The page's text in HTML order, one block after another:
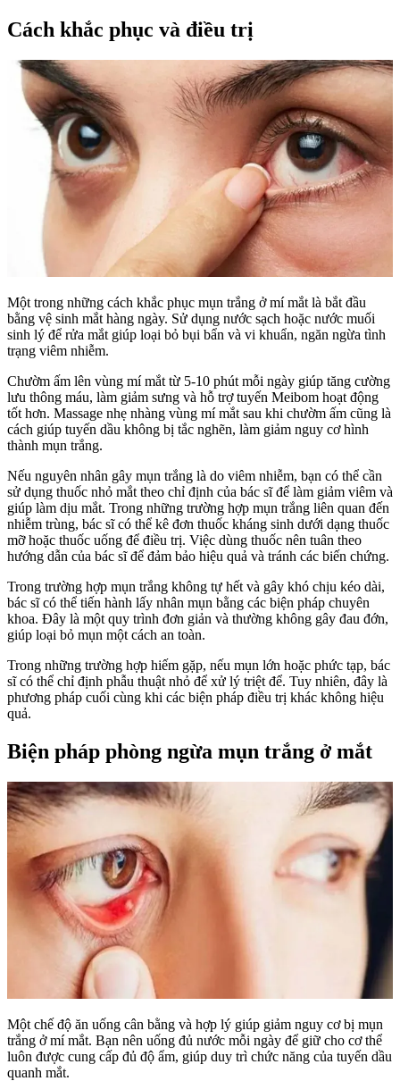
Cách khắc phục và điều trị
Một trong những cách khắc phục mụn trắng ở mí mắt là bắt đầu
bằng vệ sinh mắt hàng ngày. Sử dụng nước sạch hoặc nước muối
sinh lý để rửa mắt giúp loại bỏ bụi bẩn và vi khuẩn, ngăn ngừa tình
trạng viêm nhiễm.
Chườm ấm lên vùng mí mắt từ 5-10 phút mỗi ngày giúp tăng cường
lưu thông máu, làm giảm sưng và hỗ trợ tuyến Meibom hoạt động
tốt hơn. Massage nhẹ nhàng vùng mí mắt sau khi chườm ấm cũng là
cách giúp tuyến dầu không bị tắc nghẽn, làm giảm nguy cơ hình
thành mụn trắng.
Nếu nguyên nhân gây mụn trắng là do viêm nhiễm, bạn có thể cần
sử dụng thuốc nhỏ mắt theo chỉ định của bác sĩ để làm giảm viêm và
giúp làm dịu mắt. Trong những trường hợp mụn trắng liên quan đến
nhiễm trùng, bác sĩ có thể kê đơn thuốc kháng sinh dưới dạng thuốc
mỡ hoặc thuốc uống để điều trị. Việc dùng thuốc nên tuân theo
hướng dẫn của bác sĩ để đảm bảo hiệu quả và tránh các biến chứng.
Trong trường hợp mụn trắng không tự hết và gây khó chịu kéo dài,
bác sĩ có thể tiến hành lấy nhân mụn bằng các biện pháp chuyên
khoa. Đây là một quy trình đơn giản và thường không gây đau đớn,
giúp loại bỏ mụn một cách an toàn.
Trong những trường hợp hiếm gặp, nếu mụn lớn hoặc phức tạp, bác
sĩ có thể chỉ định phẫu thuật nhỏ để xử lý triệt để. Tuy nhiên, đây là
phương pháp cuối cùng khi các biện pháp điều trị khác không hiệu
quả.
Biện pháp phòng ngừa mụn trắng ở mắt
Một chế độ ăn uống cân bằng và hợp lý giúp giảm nguy cơ bị mụn
trắng ở mí mắt. Bạn nên uống đủ nước mỗi ngày để giữ cho cơ thể
luôn được cung cấp đủ độ ẩm, giúp duy trì chức năng của tuyến dầu
quanh mắt.